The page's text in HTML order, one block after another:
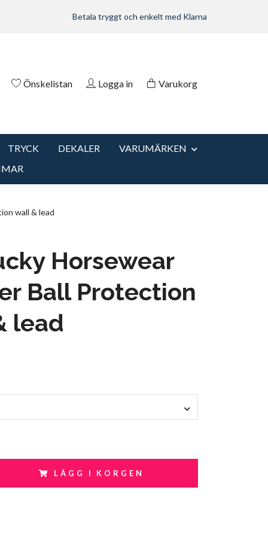
Betala tryggt och enkelt med Klarna
Önskelistan Logga in Varukorg
TRYCK DEKALER
VARUMÄRKEN
wall & lead
Horsewear
Ball Protection
lead
LÄGG I KORGEN